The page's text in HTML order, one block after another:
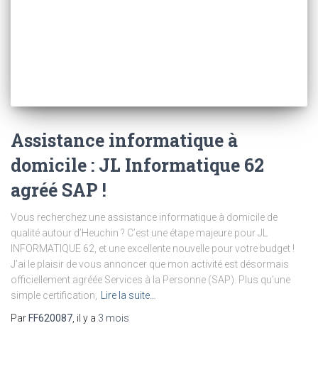
Assistance informatique à
domicile : JL Informatique 62
agréé SAP !
Vous recherchez une assistance informatique à domicile de
qualité autour d’Heuchin ? C’est une étape majeure pour JL
INFORMATIQUE 62, et une excellente nouvelle pour votre budget !
J’ai le plaisir de vous annoncer que mon activité est désormais
officiellement agréée Services à la Personne (SAP). Plus qu’une
simple certification, Lire la suite…
Par FF620087, il y a 3 mois